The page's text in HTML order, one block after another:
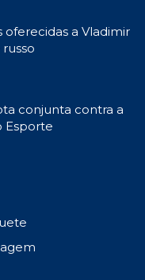
oferecidas a Vladimir
conjunta contra a
Esporte